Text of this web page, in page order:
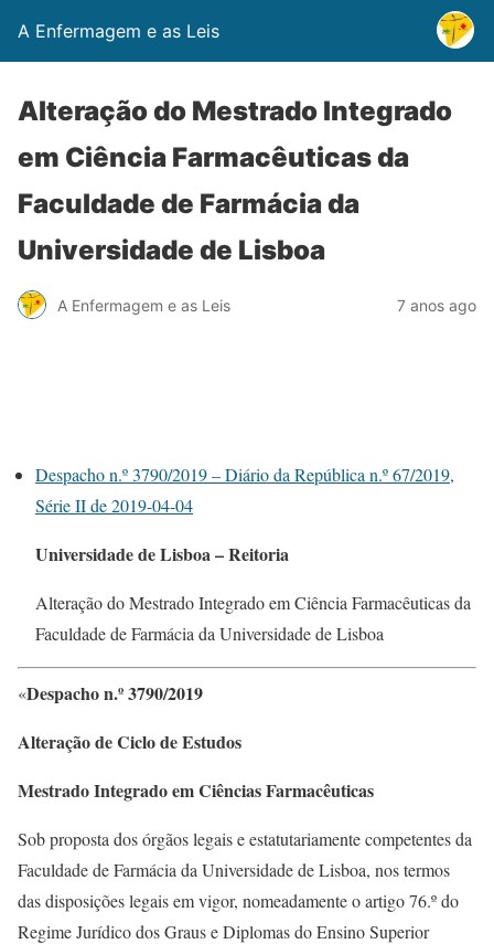
A Enfermagem e as Leis
Alteração do Mestrado Integrado
em Ciência Farmacêuticas da
Faculdade de Farmácia da
Universidade de Lisboa
A Enfermagem e as Leis 7 anos ago
Despacho n.º 3790/2019 – Diário da República n.º 67/2019,
Série II de 2019-04-04
Universidade de Lisboa – Reitoria
Alteração do Mestrado Integrado em Ciência Farmacêuticas da
Faculdade de Farmácia da Universidade de Lisboa
«Despacho n.º 3790/2019
Alteração de Ciclo de Estudos
Mestrado Integrado em Ciências Farmacêuticas
Sob proposta dos órgãos legais e estatutariamente competentes da
Faculdade de Farmácia da Universidade de Lisboa, nos termos
das disposições legais em vigor, nomeadamente o artigo 76.º do
Regime Jurídico dos Graus e Diplomas do Ensino Superior